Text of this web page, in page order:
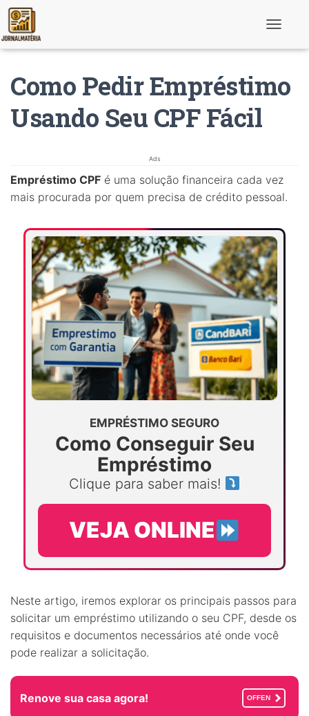
l
e
i
o
Como Pedir Empréstimo
Usando Seu CPF Fácil
Ads
Empréstimo CPF é uma solução financeira cada vez
mais procurada por quem precisa de crédito pessoal.
EMPRÉSTIMO SEGURO
Como Conseguir Seu
Empréstimo
Clique para saber mais!
VEJA ONLINE
Neste artigo, iremos explorar os principais passos para
solicitar um empréstimo utilizando o seu CPF, desde os
requisitos e documentos necessários até onde você
pode realizar a solicitação.
Renove sua casa agora! OFFEN